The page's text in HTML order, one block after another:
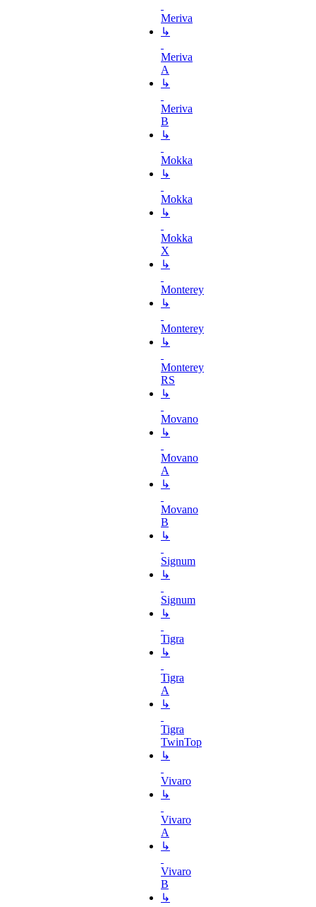
Meriva
↳
Meriva
A
↳
Meriva
B
↳
Mokka
↳
Mokka
↳
Mokka
X
↳
Monterey
↳
Monterey
↳
Monterey
RS
↳
Movano
↳
Movano
A
↳
Movano
B
↳
Signum
↳
Signum
↳
Tigra
↳
Tigra
A
↳
Tigra
TwinTop
↳
Vivaro
↳
Vivaro
A
↳
Vivaro
B
↳